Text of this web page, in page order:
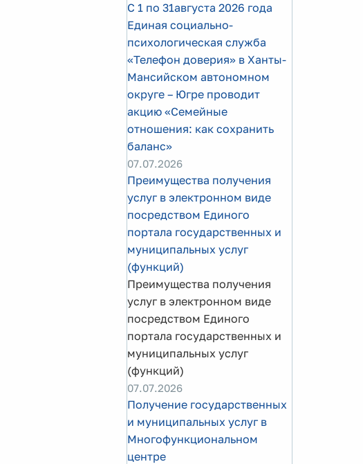
С 1 по 31августа 2026 года
Единая социально-
психологическая служба
«Телефон доверия» в Ханты-
Мансийском автономном
округе – Югре проводит
акцию «Семейные
отношения: как сохранить
баланс»
07.07.2026
Преимущества получения
услуг в электронном виде
посредством Единого
портала государственных и
муниципальных услуг
(функций)
Преимущества получения
услуг в электронном виде
посредством Единого
портала государственных и
муниципальных услуг
(функций)
07.07.2026
Получение государственных
и муниципальных услуг в
Многофункциональном
центре